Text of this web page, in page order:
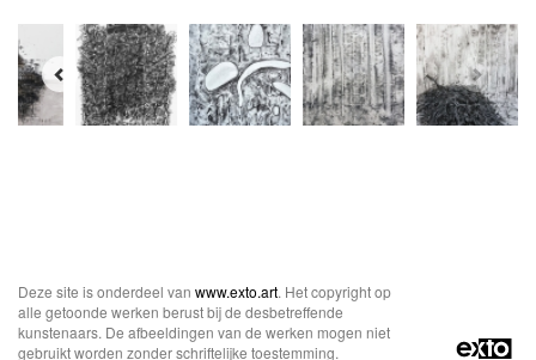
Deze site is onderdeel van www.exto.art. Het copyright op
alle getoonde werken berust bij de desbetreffende
kunstenaars. De afbeeldingen van de werken mogen niet
gebruikt worden zonder schriftelijke toestemming.